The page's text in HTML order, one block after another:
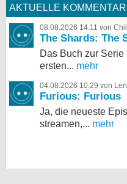
AKTUELLE
08.08.2026 14:11 von
The Shards: The
Das Buch zur
ersten... mehr
04.08.2026 10:29 von
Furious: Furious
Ja, die neueste
streamen,... mehr